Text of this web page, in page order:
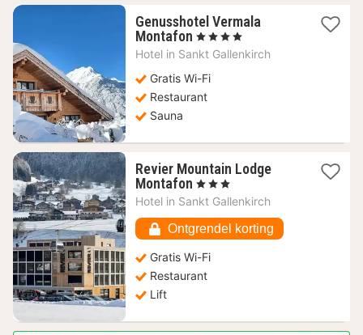
Genusshotel Vermala
Montafon 1
nacht
270
€
, 4 Sterren
Hotel in Sankt Gallenkirch
Gratis Wi-Fi
Restaurant
Sauna
Revier Mountain Lodge
Montafon 1
nacht
131,21
€
, 3 Sterren
Hotel in Sankt Gallenkirch
Ontgrendel korting
Gratis Wi-Fi
Restaurant
Lift